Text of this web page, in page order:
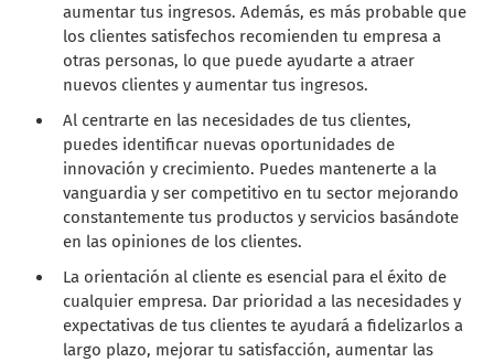
aumentar tus ingresos. Además, es más probable que
los clientes satisfechos recomienden tu empresa a
otras personas, lo que puede ayudarte a atraer
nuevos clientes y aumentar tus ingresos.
Al centrarte en las necesidades de tus clientes,
puedes identificar nuevas oportunidades de
innovación y crecimiento. Puedes mantenerte a la
vanguardia y ser competitivo en tu sector mejorando
constantemente tus productos y servicios basándote
en las opiniones de los clientes.
La orientación al cliente es esencial para el éxito de
cualquier empresa. Dar prioridad a las necesidades y
expectativas de tus clientes te ayudará a fidelizarlos a
largo plazo, mejorar tu satisfacción, aumentar las